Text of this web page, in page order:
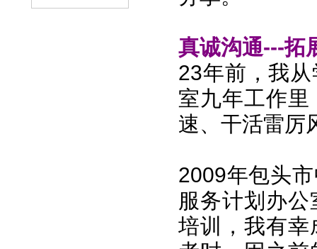
真诚沟通---拓
23年前，我
室九年工作
速、干活雷厉
2009年包头
服务计划办
培训，我有